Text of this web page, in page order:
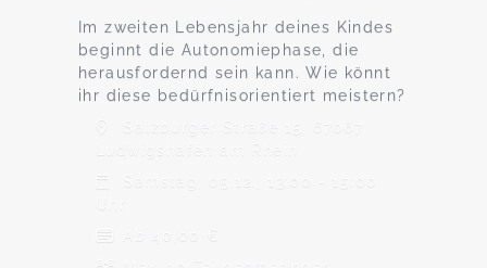
Im zweiten Lebensjahr deines Kindes
beginnt die Autonomiephase, die
herausfordernd sein kann. Wie könnt
ihr diese bedürfnisorientiert meistern?
Salzburger Straße 15, 67067
Ludwigshafen am Rhein
Samstag, 05.12., 13:00 - 15:00
Ab 40,00 €